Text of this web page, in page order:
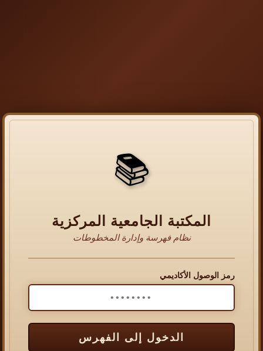
📚
المكتبة الجامعية المركزية
نظام فهرسة وإدارة المخطوطات
رمز الوصول الأكاديمي
الدخول إلى الفهرس